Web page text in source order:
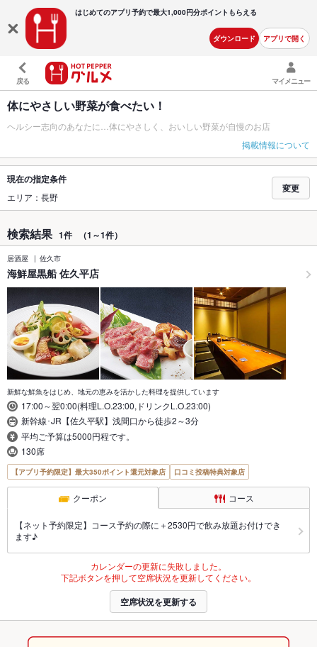
はじめてのアプリ予約で最大1,000円分ポイントもらえる
ダウンロード アプリで開く
戻る マイメニュー
体にやさしい野菜が食べたい！
ヘルシー志向のあなたに…体にやさしく、おいしい野菜が自慢のお店
掲載情報について
現在の指定条件
エリア：長野
変更
検索結果 1件 （1～1件）
居酒屋 佐久市
海鮮屋黒船 佐久平店
新鮮な鮮魚をはじめ、地元の恵みを活かした料理を提供しています
17:00～翌0:00(料理L.O.23:00,ドリンクL.O.23:00)
新幹線･JR【佐久平駅】浅間口から徒歩2～3分
平均ご予算は5000円程です。
130席
【アプリ予約限定】最大350ポイント還元対象店 口コミ投稿特典対象店
クーポン コース
【ネット予約限定】コース予約の際に＋2530円で飲み放題お付けでき
ます♪
カレンダーの更新に失敗しました。
下記ボタンを押して空席状況を更新してください。
空席状況を更新する